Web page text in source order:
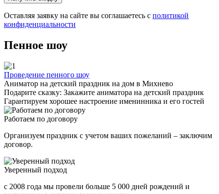
Оставляя заявку на сайте вы соглашаетесь с политикой
конфиденциальности
Пенное шоу
Проведение пенного шоу
Аниматор на детский праздник на дом в Михнево
Подарите сказку: Закажите аниматора на детский праздник
Гарантируем хорошее настроение именинника и его гостей
Работаем по договору
Организуем праздник с учетом ваших пожеланий – заключим
договор.
Уверенный подход
с 2008 года мы провели больше 5 000 дней рождений и